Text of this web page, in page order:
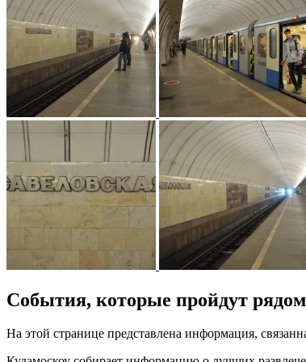
События, которые пройдут
На этой странице представлена информация,